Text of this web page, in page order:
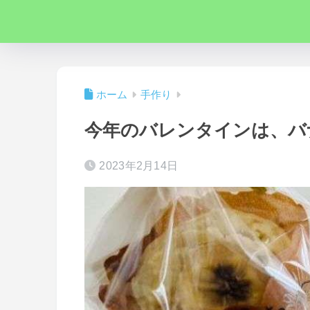
ホーム 手作り
今年のバレンタインは、
2023年2月14日